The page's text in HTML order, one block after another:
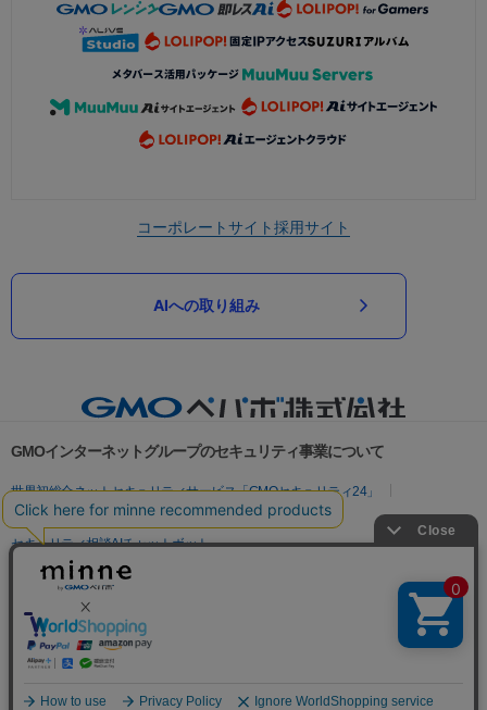
コーポレートサイト採用サイト
AIへの取り組み
GMOインターネットグループのセキュリティ事業について
世界初総合ネットセキュリティサービス「GMOセキュリティ24」
パスワード漏洩診断
Webサイトリスク診断
セキュリティ相談AIチャットボット
実在証明・盗聴対策
サイバー攻撃対策（GMO Flatt Security）
セキュリティ事業の軌跡